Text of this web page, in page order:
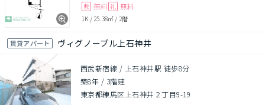
敷 無料 礼 無料
1K /25.38㎡ / 2階
賃貸アパート ヴィグノーブル上石神井
西武新宿線 / 上石神井駅 徒歩8分
築8年 / 3階建
東京都練馬区上石神井２丁目9-19